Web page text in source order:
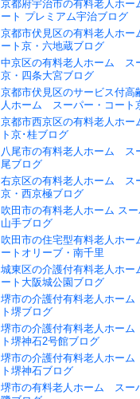
京都府宇治市の有料老人ホ
ート プレミアム宇治ブログ
京都市伏見区の有料老人ホ
ート京・六地蔵ブログ
中京区の有料老人ホーム ス
京・四条大宮ブログ
京都市伏見区のサービス付高
人ホーム スーパー・コート
京都市西京区の有料老人ホー
ト京･桂ブログ
八尾市の有料老人ホーム ス
尾ブログ
右京区の有料老人ホーム ス
京・西京極ブログ
吹田市の有料老人ホーム ス
山手ブログ
吹田市の住宅型有料老人ホ
ートオリーブ・南千里
城東区の介護付有料老人ホ
ート大阪城公園ブログ
堺市の介護付有料老人ホー
ト堺ブログ
堺市の介護付有料老人ホー
ト堺神石2号館ブログ
堺市の介護付有料老人ホー
ト堺神石ブログ
堺市の有料老人ホーム スー